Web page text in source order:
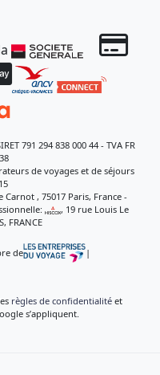
791 294 838 000 44 - TVA FR
de voyages et de séjours
Carnot , 75017 Paris, France -
, 19 rue Louis Le
FRANCE
de
|
règles de confidentialitéet
s’appliquent.